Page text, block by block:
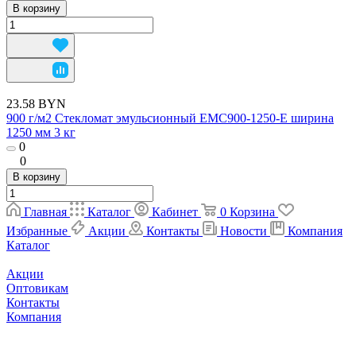
В корзину
23.58 BYN
900 г/м2 Стекломат эмульсионный EMC900-1250-E ширина
1250 мм 3 кг
0
0
В корзину
Главная Каталог Кабинет 0 Корзина
Избранные
Акции Контакты Новости
Компания
Каталог
Акции
Оптовикам
Контакты
Компания